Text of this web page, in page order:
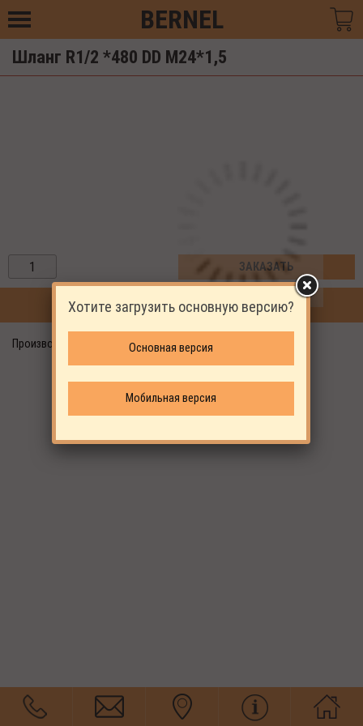
BERNEL
Шланг R1/2 *480 DD M24*1,5
ЗАКАЗАТЬ
ПРОДОЛЖИТЬ ПОКУПКИ
Производитель: Dalgakiran
Хотите загрузить основную версию?
Основная версия
Мобильная версия